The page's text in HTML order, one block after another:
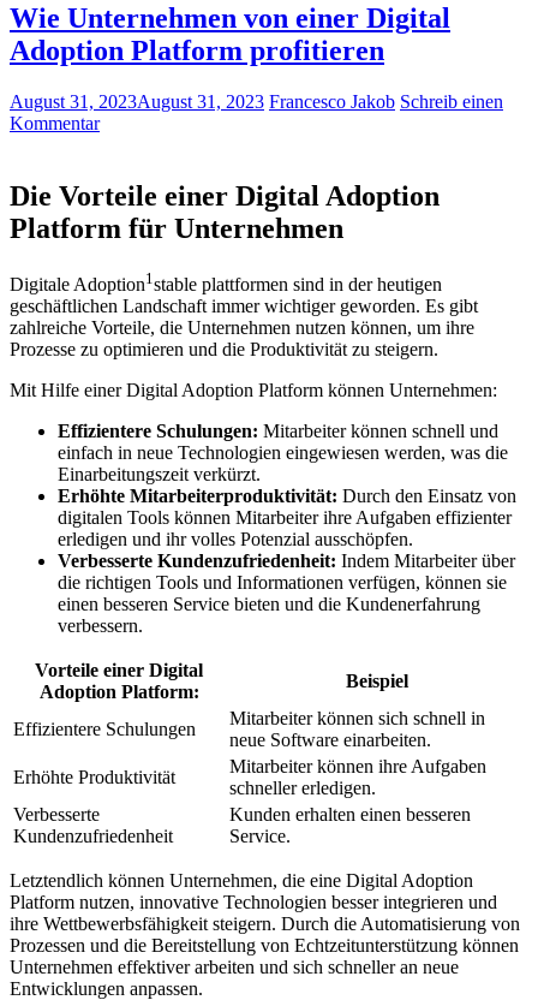
Wie Unternehmen von einer Digital
Adoption Platform profitieren
August 31, 2023August 31, 2023 Francesco Jakob Schreib einen
Kommentar
Die⁤ Vorteile einer⁣ Digital Adoption
⁣Platform für⁢ Unternehmen
Digitale Adoption1 stable plattformen sind​ in der heutigen
geschäftlichen Landschaft immer wichtiger geworden. Es gibt
zahlreiche​ Vorteile,⁢ die Unternehmen nutzen⁤ können, um ihre
Prozesse zu optimieren und die Produktivität zu steigern.
Mit⁣ Hilfe einer Digital Adoption Platform können Unternehmen:
Effizientere Schulungen: Mitarbeiter können schnell und
einfach in neue Technologien​ eingewiesen werden, was die
Einarbeitungszeit verkürzt.
Erhöhte Mitarbeiterproduktivität: ‍Durch‌ den Einsatz von
digitalen Tools können Mitarbeiter ihre‍ Aufgaben effizienter⁢
erledigen und ihr volles ​Potenzial‌ ausschöpfen.
Verbesserte Kundenzufriedenheit: Indem‌ Mitarbeiter über⁤
die richtigen Tools und Informationen verfügen, können sie
einen‍ besseren Service ⁢bieten und die Kundenerfahrung
verbessern.
Vorteile einer Digital
Adoption Platform:
Beispiel
Effizientere Schulungen
Mitarbeiter können sich schnell ⁤in
neue Software einarbeiten.
Erhöhte Produktivität
Mitarbeiter‍ können ihre Aufgaben
schneller erledigen.
Verbesserte
Kundenzufriedenheit
Kunden erhalten einen ‍besseren⁣
Service.
Letztendlich können Unternehmen, die eine Digital‍ Adoption
Platform⁣ nutzen,‍ innovative Technologien besser integrieren und
⁤ihre Wettbewerbsfähigkeit steigern. Durch die Automatisierung von
Prozessen und die Bereitstellung von Echtzeitunterstützung können
Unternehmen effektiver ‍arbeiten und sich ‌schneller an neue
⁤Entwicklungen anpassen.